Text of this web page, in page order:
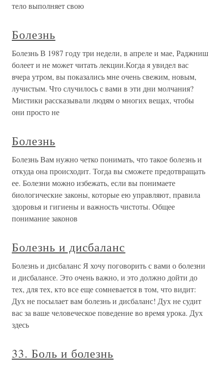
тело выполняет свою
Болезнь
Болезнь В 1987 году три недели, в апреле и мае, Раджниш
болеет и не может читать лекции.Когда я увидел вас
вчера утром, вы показались мне очень свежим, новым,
лучистым. Что случилось с вами в эти дни молчания?
Мистики рассказывали людям о многих вещах, чтобы
они просто не
Болезнь
Болезнь Вам нужно четко понимать, что такое болезнь и
откуда она происходит. Тогда вы сможете предотвращать
ее. Болезни можно избежать, если вы понимаете
биологические законы, которые ею управляют, правила
здоровья и гигиены и важность чистоты. Общее
понимание законов
Болезнь и дисбаланс
Болезнь и дисбаланс Я хочу поговорить с вами о болезни
и дисбалансе. Это очень важно, и это должно дойти до
тех, для тех, кто все еще сомневается в том, что видит:
Дух не посылает вам болезнь и дисбаланс! Дух не судит
вас за ваше человеческое поведение во время урока. Дух
здесь
33. Боль и болезнь